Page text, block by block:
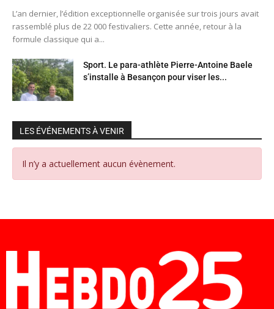
L’an dernier, l’édition exceptionnelle organisée sur trois jours avait
rassemblé plus de 22 000 festivaliers. Cette année, retour à la
formule classique qui a...
Sport. Le para-athlète Pierre-Antoine Baele
s’installe à Besançon pour viser les...
LES ÉVÉNEMENTS À VENIR
Il n’y a actuellement aucun évènement.